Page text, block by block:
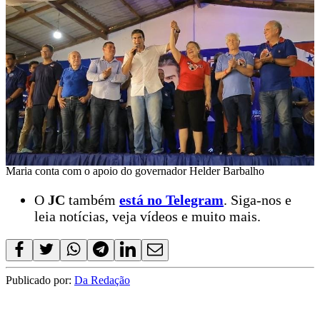
Maria conta com o apoio do governador Helder Barbalho
O JC também está no Telegram. Siga-nos e
leia notícias, veja vídeos e muito mais.
Publicado por: Da Redação